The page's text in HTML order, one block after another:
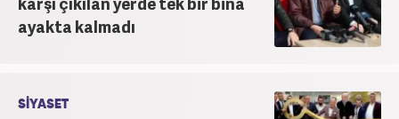
ayakta kalmadı
SİYASET